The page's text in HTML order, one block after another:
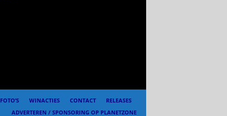
FOTO’S WINACTIES CONTACT
RELEASES
ADVERTEREN / SPONSORING OP PLANETZONE